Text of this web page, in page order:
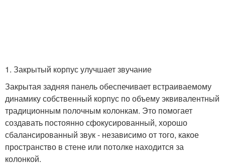
1. Закрытый корпус улучшает звучание
Закрытая задняя панель обеспечивает встраиваемому
динамику собственный корпус по объему эквивалентный
традиционным полочным колонкам. Это помогает
создавать постоянно сфокусированный, хорошо
сбалансированный звук - независимо от того, какое
пространство в стене или потолке находится за
колонкой.